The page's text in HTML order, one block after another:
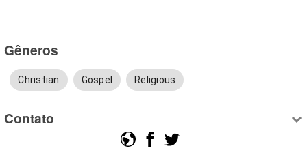
Gêneros
Christian Gospel Religious
Contato